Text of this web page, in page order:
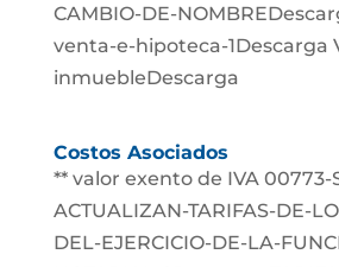
CAMBIO-DE-
venta-e-hipoteca-1Descarga
inmuebleDescarga
Costos Asociados
** valor exento de IVA 00773-
ACTUALIZAN-TARIFAS-DE-
DEL-EJERCICIO-DE-LA-